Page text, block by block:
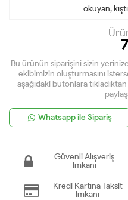
okuyan,
Bu ürünün siparişini sizin
ekibimizin oluşturmasını
aşağıdaki butonlara
Whatsapp ile Sipariş
Güvenli Alışveriş
İmkanı
Kredi Kartına Taksit
İmkanı